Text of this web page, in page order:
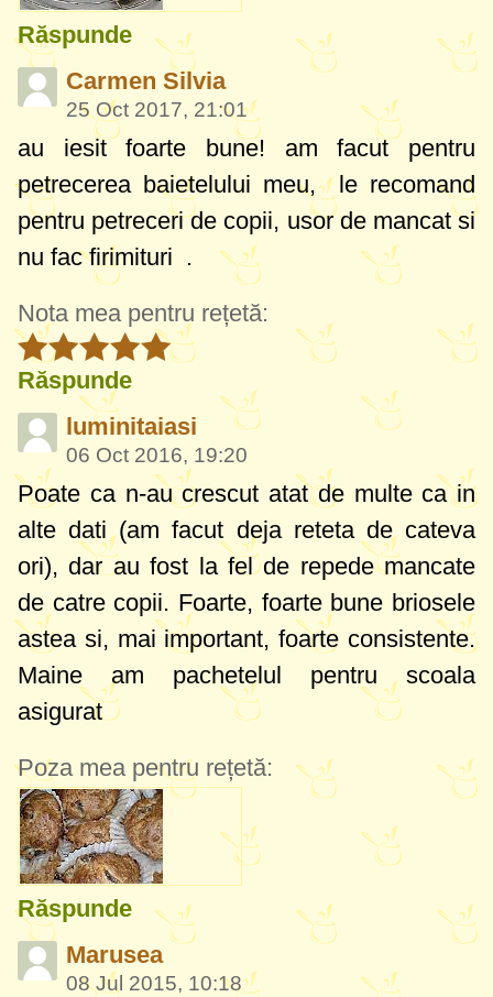
Răspunde
Carmen Silvia
25 Oct 2017, 21:01
au iesit foarte bune! am facut pentru
petrecerea baietelului meu, le recomand
pentru petreceri de copii, usor de mancat si
nu fac firimituri .
Nota mea pentru rețetă:
Răspunde
luminitaiasi
06 Oct 2016, 19:20
Poate ca n-au crescut atat de multe ca in
alte dati (am facut deja reteta de cateva
ori), dar au fost la fel de repede mancate
de catre copii. Foarte, foarte bune briosele
astea si, mai important, foarte consistente.
Maine am pachetelul pentru scoala
asigurat
Poza mea pentru rețetă:
Răspunde
Marusea
08 Jul 2015, 10:18